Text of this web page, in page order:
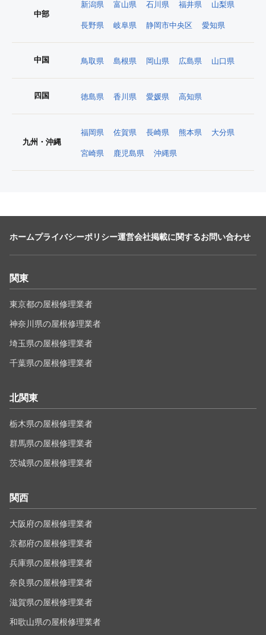
中部
新潟県 富山県 石川県 福井県 山梨県
長野県 岐阜県 静岡市中央区 愛知県
中国 鳥取県 島根県 岡山県 広島県 山口県
四国 徳島県 香川県 愛媛県 高知県
九州・沖縄
福岡県 佐賀県 長崎県 熊本県 大分県
宮崎県 鹿児島県 沖縄県
ホームプライバシーポリシー運営会社掲載に関するお問い合わせ
関東
東京都の屋根修理業者
神奈川県の屋根修理業者
埼玉県の屋根修理業者
千葉県の屋根修理業者
北関東
栃木県の屋根修理業者
群馬県の屋根修理業者
茨城県の屋根修理業者
関西
大阪府の屋根修理業者
京都府の屋根修理業者
兵庫県の屋根修理業者
奈良県の屋根修理業者
滋賀県の屋根修理業者
和歌山県の屋根修理業者